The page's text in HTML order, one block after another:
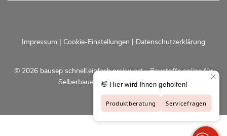
© 2026 bausep schnell.einfach.preiswert - Baustoffe online für
Selberbauer und Profis |bausep.de
Impressum | Cookie-Einstellungen | Datenschutzerklärung